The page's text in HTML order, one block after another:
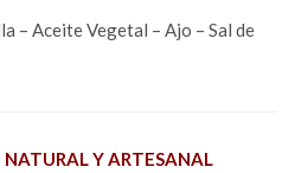
– Aceite Vegetal – Ajo – Sal de
Y ARTESANAL